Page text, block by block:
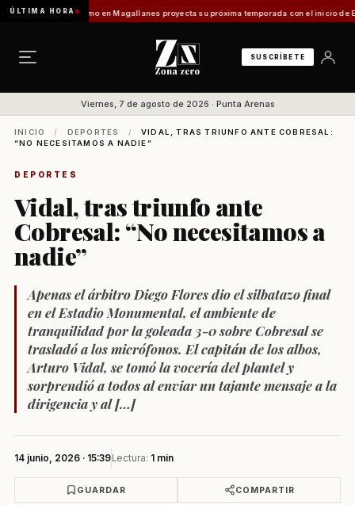
ÚLTIMA HORA
Vladilo] Turismo en Magallanes proyecta su próxima temporada con el inicio de
SUSCRÍBETE
Viernes, 7 de agosto de 2026 · Punta Arenas
INICIO / DEPORTES /
VIDAL, TRAS TRIUNFO ANTE COBRESAL:
“NO NECESITAMOS A NADIE”
DEPORTES
Vidal, tras triunfo ante
Cobresal: “No necesitamos a
nadie”
Apenas el árbitro Diego Flores dio el silbatazo final
en el Estadio Monumental, el ambiente de
tranquilidad por la goleada 3-0 sobre Cobresal se
trasladó a los micrófonos. El capitán de los albos,
Arturo Vidal, se tomó la vocería del plantel y
sorprendió a todos al enviar un tajante mensaje a la
dirigencia y al […]
14 junio, 2026 · 15:39Lectura: 1 min
GUARDAR COMPARTIR